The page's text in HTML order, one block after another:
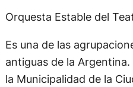
Orquesta Estable del
Es una de las
antiguas de la
la Municipalidad de la